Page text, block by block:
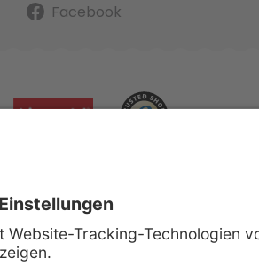
Facebook